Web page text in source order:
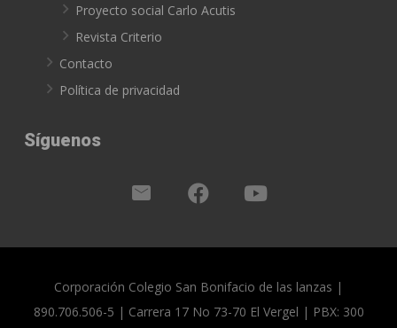
Proyecto social Carlo Acutis
Revista Criterio
Contacto
Política de privacidad
Síguenos
Corporación Colegio San Bonifacio de las lanzas |
890.706.506-5 | Carrera 17 No 73-70 El Vergel | PBX: 300